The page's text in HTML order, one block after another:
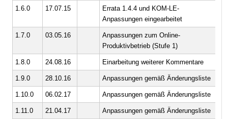
1.6.0 17.07.15
Errata 1.4.4 und KOM-LE-
Anpassungen eingearbeitet
1.7.0 03.05.16
Anpassungen zum Online-
Produktivbetrieb (Stufe 1)
1.8.0 24.08.16 Einarbeitung weiterer Kommentare
1.9.0 28.10.16 Anpassungen gemäß Änderungsliste
1.10.0 06.02.17 Anpassungen gemäß Änderungsliste
1.11.0 21.04.17 Anpassungen gemäß Änderungsliste